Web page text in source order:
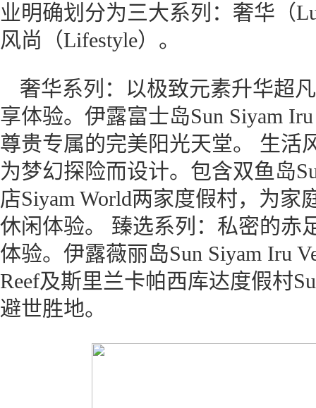
业明确划分为三大系列：奢华（
风尚（Lifestyle）。
奢华系列：以极致元素升华超
享体验。伊露富士岛Sun Siyam
尊贵专属的完美阳光天堂。 生活
为梦幻探险而设计。包含双鱼岛
店Siyam World两家度假村，为
休闲体验。 臻选系列：私密的赤
体验。伊露薇丽岛Sun Siyam Iru
Reef及斯里兰卡帕西库达度假村
避世胜地。